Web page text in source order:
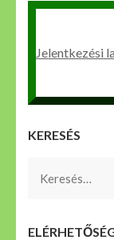
Jelentkezési
KERESÉS
Keresés: